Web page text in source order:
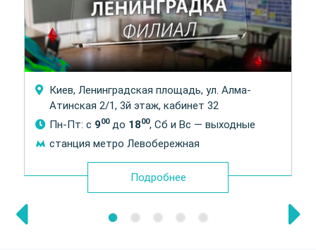
Киев, Ленинградская площадь, ул. Алма-
Атинская 2/1, 3й этаж, кабинет 32
Пн-Пт: с 900до 1800, Сб и Вс — выходные
станция метро Левобережная
Подробнее